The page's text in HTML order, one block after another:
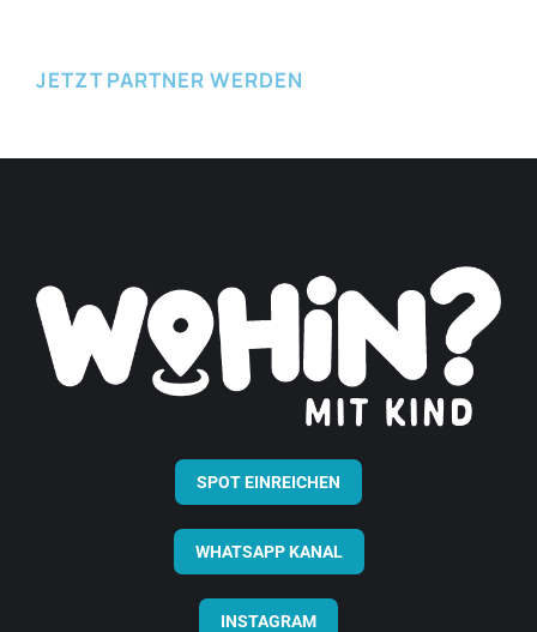
JETZT PARTNER WERDEN
SPOT EINREICHEN
WHATSAPP KANAL
INSTAGRAM